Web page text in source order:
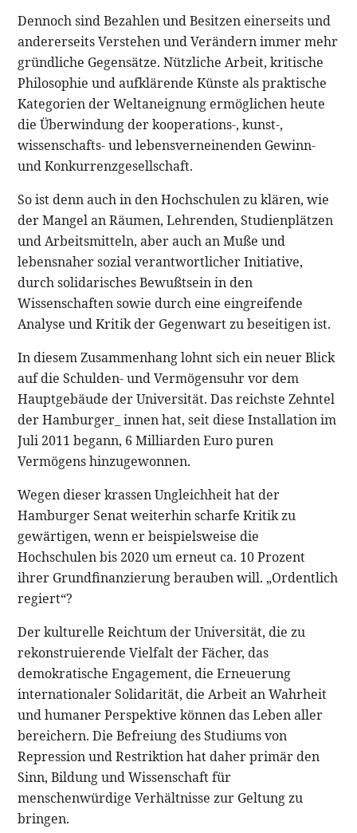
Dennoch sind Bezahlen und Besitzen einerseits und
andererseits Verstehen und Verändern immer mehr
gründliche Gegensätze. Nützliche Arbeit, kritische
Philosophie und aufklärende Künste als praktische
Kategorien der Weltaneignung ermöglichen heute
die Überwindung der kooperations-, kunst-,
wissenschafts- und lebensverneinenden Gewinn-
und Konkurrenzgesellschaft.
So ist denn auch in den Hochschulen zu klären, wie
der Mangel an Räumen, Lehrenden, Studienplätzen
und Arbeitsmitteln, aber auch an Muße und
lebensnaher sozial verantwortlicher Initiative,
durch solidarisches Bewußtsein in den
Wissenschaften sowie durch eine eingreifende
Analyse und Kritik der Gegenwart zu beseitigen ist.
In diesem Zusammenhang lohnt sich ein neuer Blick
auf die Schulden- und Vermögensuhr vor dem
Hauptgebäude der Universität. Das reichste Zehntel
der Hamburger_ innen hat, seit diese Installation im
Juli 2011 begann, 6 Milliarden Euro puren
Vermögens hinzugewonnen.
Wegen dieser krassen Ungleichheit hat der
Hamburger Senat weiterhin scharfe Kritik zu
gewärtigen, wenn er beispielsweise die
Hochschulen bis 2020 um erneut ca. 10 Prozent
ihrer Grundfinanzierung berauben will. „Ordentlich
regiert“?
Der kulturelle Reichtum der Universität, die zu
rekonstruierende Vielfalt der Fächer, das
demokratische Engagement, die Erneuerung
internationaler Solidarität, die Arbeit an Wahrheit
und humaner Perspektive können das Leben aller
bereichern. Die Befreiung des Studiums von
Repression und Restriktion hat daher primär den
Sinn, Bildung und Wissenschaft für
menschenwürdige Verhältnisse zur Geltung zu
bringen.